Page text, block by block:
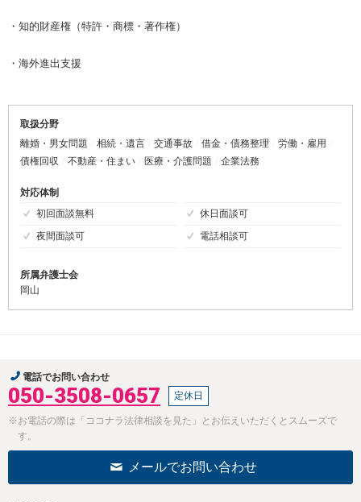
・知的財産権（特許・商標・著作権）
・海外進出支援
取扱分野
離婚・男女問題
相続・遺言 交通事故 借金・債務整理
労働・雇用
債権回収
不動産・住まい 医療・介護問題 企業法務
対応体制
初回面談無料
休日面談可
夜間面談可
電話相談可
所属弁護士会
岡山
電話でお問い合わせ
050-3508-0657 定休日
※お電話の際は「ココナラ法律相談を見た」とお伝えいただくとスムーズで
す。
メールでお問い合わせ